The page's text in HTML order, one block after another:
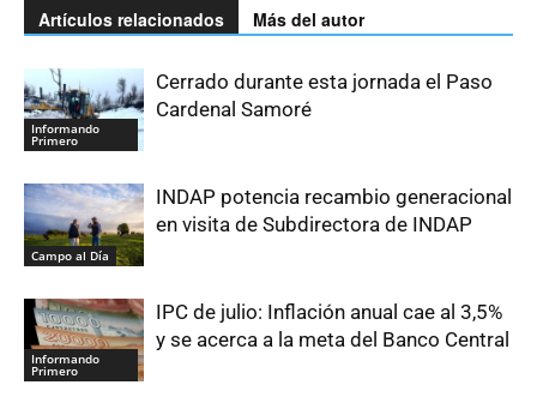
Artículos relacionados Más del autor
Informando
Primero
Cerrado durante esta jornada el Paso
Cardenal Samoré
Campo al Día
INDAP potencia recambio generacional
en visita de Subdirectora de INDAP
Informando
Primero
IPC de julio: Inflación anual cae al 3,5%
y se acerca a la meta del Banco Central